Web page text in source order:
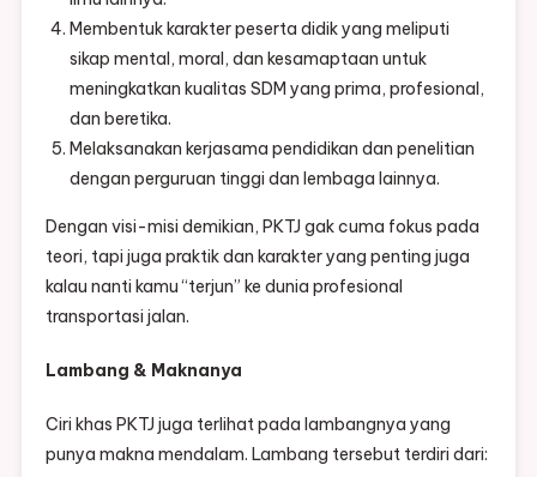
Membentuk karakter peserta didik yang meliputi
sikap mental, moral, dan kesamaptaan untuk
meningkatkan kualitas SDM yang prima, profesional,
dan beretika.
Melaksanakan kerjasama pendidikan dan penelitian
dengan perguruan tinggi dan lembaga lainnya.
Dengan visi-misi demikian, PKTJ gak cuma fokus pada
teori, tapi juga praktik dan karakter yang penting juga
kalau nanti kamu “terjun” ke dunia profesional
transportasi jalan.
Lambang & Maknanya
Ciri khas PKTJ juga terlihat pada lambangnya yang
punya makna mendalam. Lambang tersebut terdiri dari: